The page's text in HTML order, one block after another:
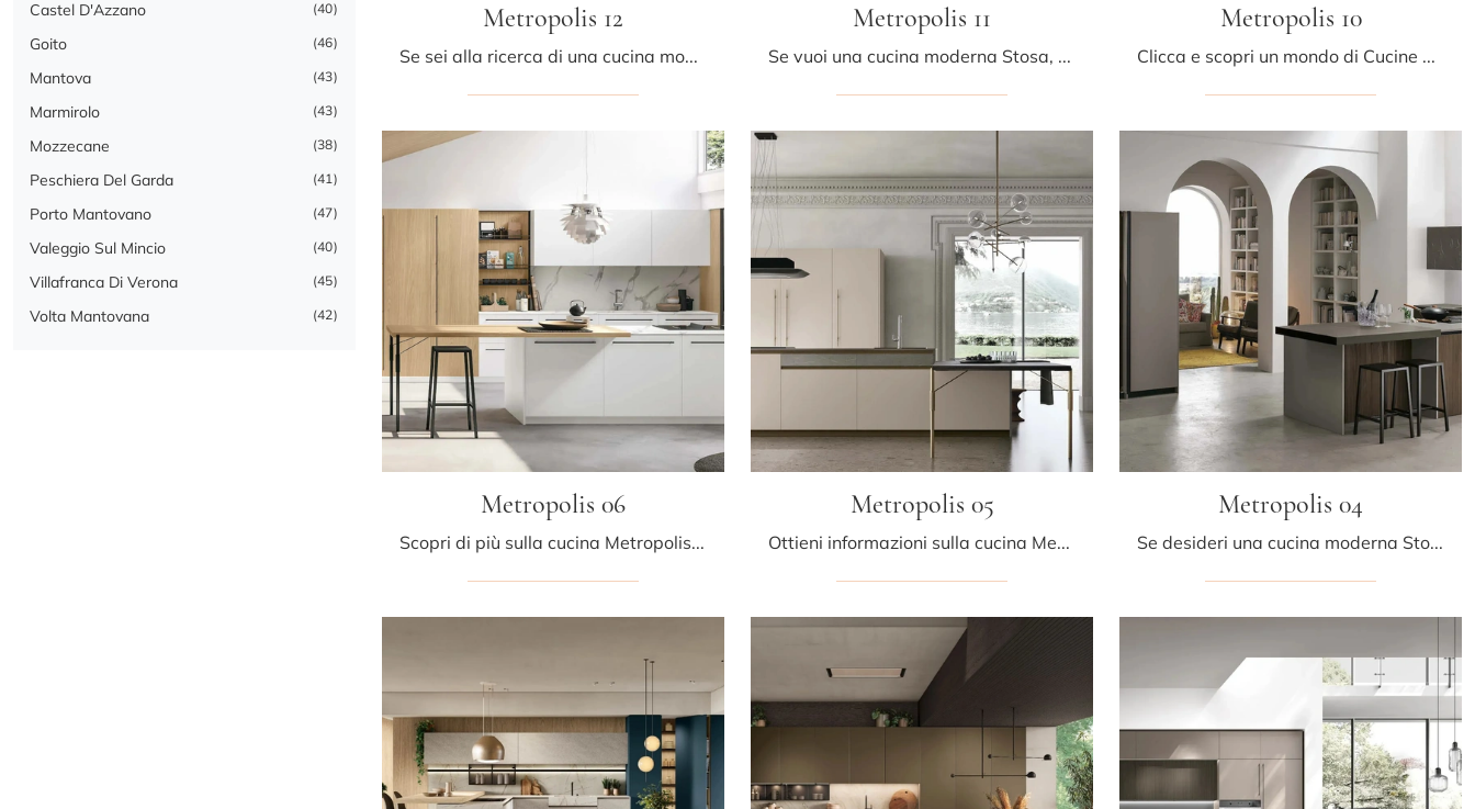
Castel D'Azzano 40
Goito 46
Mantova 43
Marmirolo 43
Mozzecane 38
Peschiera Del Garda 41
Porto Mantovano 47
Valeggio Sul Mincio 40
Villafranca Di Verona 45
Volta Mantovana 42
Metropolis 12
Se sei alla ricerca di una cucina moderna, scopri di più sul modello Metropolis 12 Stosa.
Metropolis 11
Se vuoi una cucina moderna Stosa, Metropolis 11 in Pet ti attende nel nostro negozio di Cucine Moderne con isola.
Metropolis 10
Clicca e scopri un mondo di Cucine Moderne con penisola: la cucina Metropolis 10 Stosa in Pet ti aspetta!
Metropolis 06
Scopri di più sulla cucina Metropolis 06 di Stosa: questa soluzione in Pet sarà la scelta ideale per te!
Metropolis 05
Ottieni informazioni sulla cucina Metropolis 05 di Stosa: questa soluzione in Pet sarà l'acquisto ideale per te!
Metropolis 04
Se desideri una cucina moderna Stosa, Metropolis 04 in legno ti aspetta nel nostro negozio di Cucine Moderne con penisola.